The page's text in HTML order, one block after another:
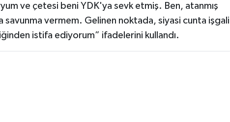
ve çetesi beni YDK'ya sevk etmiş. Ben, atanmış
savunma vermem. Gelinen noktada, siyasi cunta işgali
istifa ediyorum” ifadelerini kullandı.